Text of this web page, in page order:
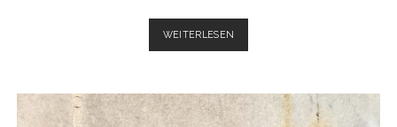
WEITERLESEN
BOULUD:
IKARUS
ERFREUT